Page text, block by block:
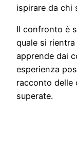
ispirare da chi
Il confronto è
quale si
apprende dai
esperienza
racconto delle
superate.